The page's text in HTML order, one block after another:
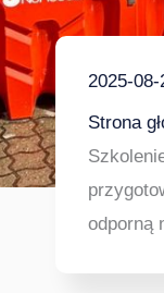
2025-08-
Strona
odporną